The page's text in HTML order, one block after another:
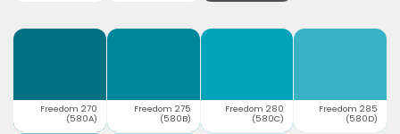
Freedom 270
(580A)
Freedom 275
(580B)
Freedom 280
(580C)
Freedom 285
(580D)